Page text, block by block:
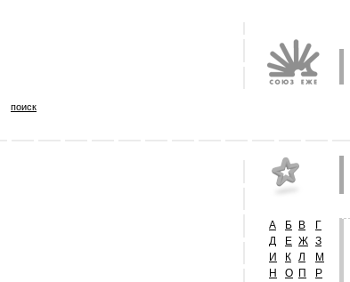
поиск
А Б В
Г
Д
Е Ж З
И
К Л
М
Н
О П
Р